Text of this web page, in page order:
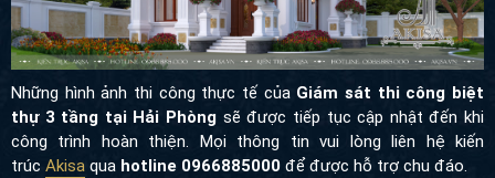
Những hình ảnh thi công thực tế củaGiám sát thi công biệt
thự 3 tầng tại Hải Phòng sẽ được tiếp tục cập nhật đến khi
công trình hoàn thiện. Mọi thông tin vui lòng liên hệ kiến
trúc Akisa qua hotline 0966885000 để được hỗ trợ chu đáo.